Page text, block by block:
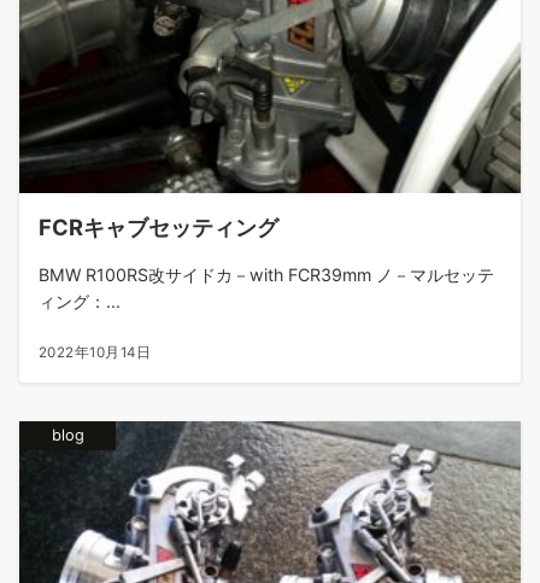
FCRキャブセッティング
BMW R100RS改サイドカ－with FCR39mm ノ－マルセッテ
ィング：...
2022年10月14日
blog